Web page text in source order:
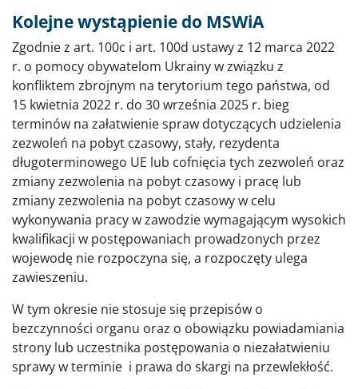
Kolejne wystąpienie do MSWiA
Zgodnie z art. 100c i art. 100d ustawy z 12 marca 2022
r. o pomocy obywatelom Ukrainy w związku z
konfliktem zbrojnym na terytorium tego państwa, od
15 kwietnia 2022 r. do 30 września 2025 r. bieg
terminów na załatwienie spraw dotyczących udzielenia
zezwoleń na pobyt czasowy, stały, rezydenta
długoterminowego UE lub cofnięcia tych zezwoleń oraz
zmiany zezwolenia na pobyt czasowy i pracę lub
zmiany zezwolenia na pobyt czasowy w celu
wykonywania pracy w zawodzie wymagającym wysokich
kwalifikacji w postępowaniach prowadzonych przez
wojewodę nie rozpoczyna się, a rozpoczęty ulega
zawieszeniu.
W tym okresie nie stosuje się przepisów o
bezczynności organu oraz o obowiązku powiadamiania
strony lub uczestnika postępowania o niezałatwieniu
sprawy w terminie i prawa do skargi na przewlekłość.